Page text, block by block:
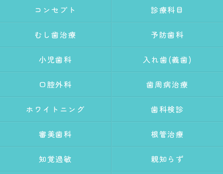
コンセプト 診療科目
むし歯治療 予防歯科
小児歯科 入れ歯(義歯)
口腔外科 歯周病治療
ホワイトニング 歯科検診
審美歯科 根管治療
知覚過敏 親知らず